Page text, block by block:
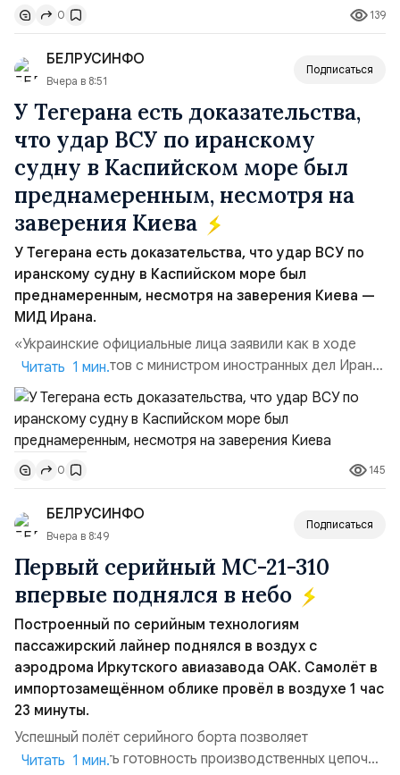
бренда, основанной на развитии российского
производства и продвижении русского звука.
Компания убеждена, что уважение к с...
0 139
БЕЛРУСИНФО
Вчера в 8:51
Подписаться
У Тегерана есть доказательства,
что удар ВСУ по иранскому
судну в Каспийском море был
преднамеренным, несмотря на
заверения Киева
У Тегерана есть доказательства, что удар ВСУ по
иранскому судну в Каспийском море был
преднамеренным, несмотря на заверения Киева —
МИД Ирана.
«Украинские официальные лица заявили как в ходе
прямых контактов с министром иностранных дел Ирана,
так и в сообщениях, направленных Ирану, что эта атака
не была преднамеренной», — заявил официальный
представитель МИД Ирана Эсмаил Багаи на пресс-
конференции в Тегеране 3 августа.Иранская сторона
ожидает от Украины практических шагов, которые
подтвер...
Читать 1 мин.
0 145
БЕЛРУСИНФО
Вчера в 8:49
Подписаться
Первый серийный МС-21-310
впервые поднялся в небо
Построенный по серийным технологиям
пассажирский лайнер поднялся в воздух с
аэродрома Иркутского авиазавода ОАК. Самолёт в
импортозамещённом облике провёл в воздухе 1 час
23 минуты.
Успешный полёт серийного борта позволяет
констатировать готовность производственных цепочек
Читать 1 мин.